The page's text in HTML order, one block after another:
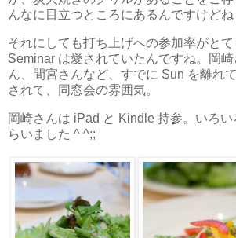
んなに目立つところにあるんですけどね
それにしても打ち上げへの参加率がと
Seminar は愛されていたんですね。岡
ん、間宮さんなど、すでに Sun を離れ
されて、同窓会の雰囲気。
岡崎さんは iPad と Kindle 持参。いろ
らいました ^ ^;;